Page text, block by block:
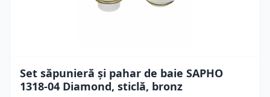
Set săpunieră și pahar de baie SAPHO
1318-04 Diamond, sticlă, bronz